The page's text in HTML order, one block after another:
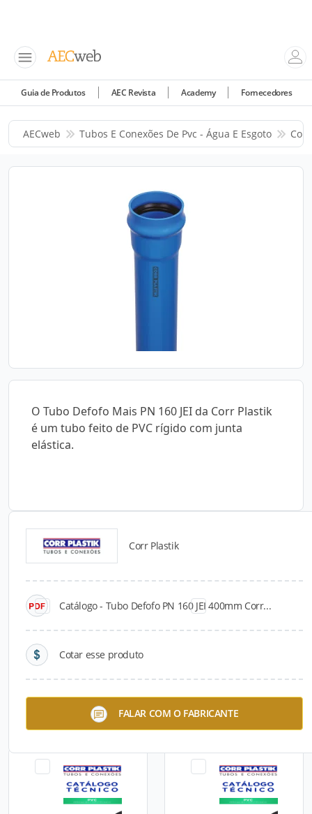
Guia de Produtos AEC Revista Academy Fornecedores
AECweb Tubos E Conexões De Pvc - Água E Esgoto
O Tubo Defofo Mais PN 160 JEI da Corr Plastik
é um tubo feito de PVC rígido com junta
elástica.
Corr Plastik
Catálogo - Tubo Defofo PN 160 JEI 400mm Corr...
Cotar esse produto
FALAR COM O FABRICANTE
Catálogos para Download
Curva 90° PN80 PB 125 mm
Corr Plastik